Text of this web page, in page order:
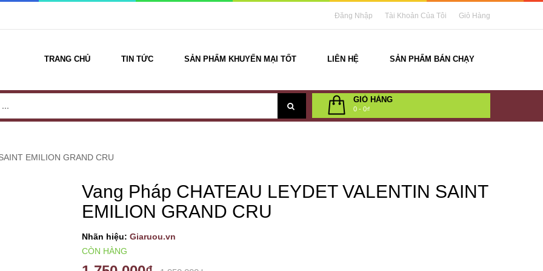
Đăng Nhập Tài Khoản Của Tôi Giỏ Hàng
TRANG CHỦ TIN TỨC SẢN PHẨM KHUYẾN MẠI TỐT LIÊN HỆ SẢN PHẨM BÁN CHẠY
GIỎ HÀNG
0 - 0₫
EMILION GRAND CRU
Vang Pháp CHATEAU LEYDET VALENTIN SAINT
EMILION GRAND CRU
Nhãn hiệu: Giaruou.vn
CÒN HÀNG